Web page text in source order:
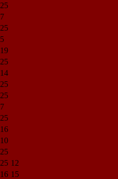
25
7
25
5
19
25
14
25
25
7
25
16
10
25
25 12
16 15